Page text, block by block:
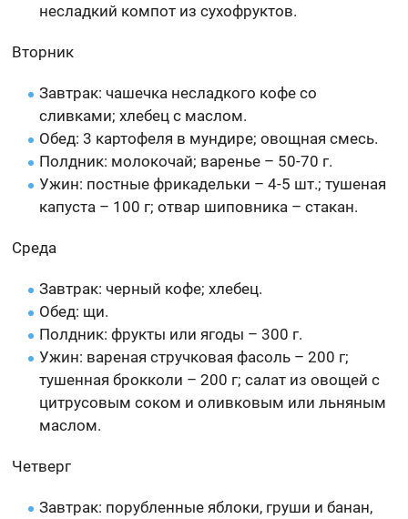
несладкий компот из сухофруктов.
Вторник
Завтрак: чашечка несладкого кофе со
сливками; хлебец с маслом.
Обед: 3 картофеля в мундире; овощная смесь.
Полдник: молокочай; варенье – 50-70 г.
Ужин: постные фрикадельки – 4-5 шт.; тушеная
капуста – 100 г; отвар шиповника – стакан.
Среда
Завтрак: черный кофе; хлебец.
Обед: щи.
Полдник: фрукты или ягоды – 300 г.
Ужин: вареная стручковая фасоль – 200 г;
тушенная брокколи – 200 г; салат из овощей с
цитрусовым соком и оливковым или льняным
маслом.
Четверг
Завтрак: порубленные яблоки, груши и банан,